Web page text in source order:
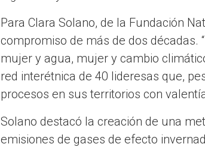
Para Clara Solano, de la Fundación
compromiso de más de dos décadas.
mujer y agua, mujer y cambio
red interétnica de 40 lideresas que,
procesos en sus territorios con
Solano destacó la creación de una
emisiones de gases de efecto